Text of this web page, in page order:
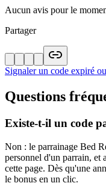
Aucun avis pour le
Partager
Signaler un code expiré
Questions
Existe-t-il un code
Non : le parrainage Bed
personnel d'un parrain, et
cette page. Dès qu'une
le bonus en un clic.